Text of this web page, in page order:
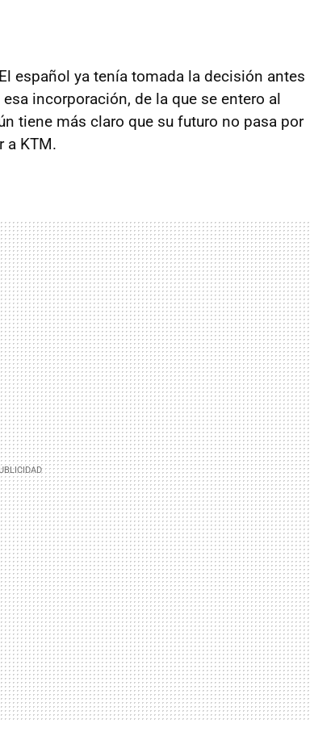
español ya tenía tomada la decisión antes
esa incorporación, de la que se entero al
tiene más claro que su futuro no pasa por
a KTM.